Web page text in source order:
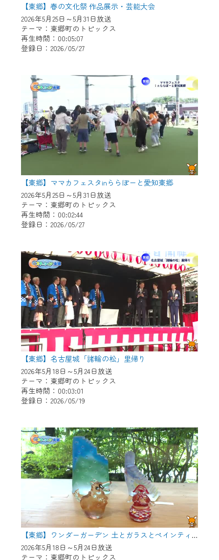
【東郷】春の文化祭 作品展示・芸能大会
2026年5月25日～5月31日放送
テーマ：東郷町のトピックス
再生時間：00:05:07
登録日：2026/05/27
【東郷】ママカフェスタinららぽーと愛知東郷
2026年5月25日～5月31日放送
テーマ：東郷町のトピックス
再生時間：00:02:44
登録日：2026/05/27
【東郷】名古屋城「諸輪の松」里帰り
2026年5月18日～5月24日放送
テーマ：東郷町のトピックス
再生時間：00:03:01
登録日：2026/05/19
【東郷】ワンダーガーデン 土とガラスとペインティング
2026年5月18日～5月24日放送
テーマ：東郷町のトピックス